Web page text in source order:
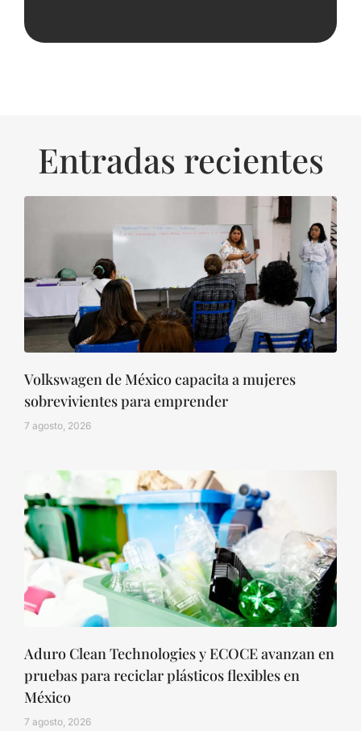
Entradas recientes
Volkswagen de México capacita a mujeres
sobrevivientes para emprender
7 agosto, 2026
Aduro Clean Technologies y ECOCE avanzan en
pruebas para reciclar plásticos flexibles en
México
7 agosto, 2026